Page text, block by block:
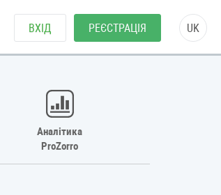
ВХІД РЕЄСТРАЦІЯ UK
Аналітика
ProZorro